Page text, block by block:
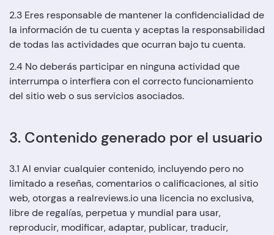
2.3 Eres responsable de mantener la confidencialidad de
la información de tu cuenta y aceptas la responsabilidad
de todas las actividades que ocurran bajo tu cuenta.
2.4 No deberás participar en ninguna actividad que
interrumpa o interfiera con el correcto funcionamiento
del sitio web o sus servicios asociados.
3. Contenido generado por el usuario
3.1 Al enviar cualquier contenido, incluyendo pero no
limitado a reseñas, comentarios o calificaciones, al sitio
web, otorgas a realreviews.io una licencia no exclusiva,
libre de regalías, perpetua y mundial para usar,
reproducir, modificar, adaptar, publicar, traducir,